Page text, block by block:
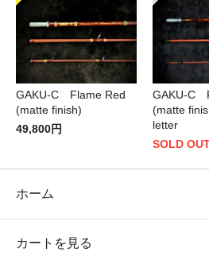
GAKU-C Flame Red
(matte finish)
49,800円
GAKU-C
(matte
letter
SOLD
ホーム
カートを見る